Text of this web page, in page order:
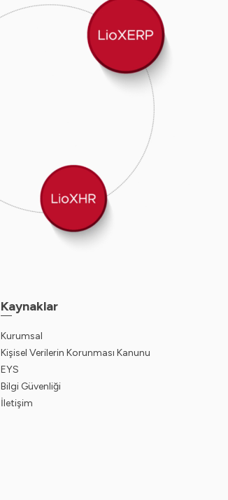
Kaynaklar
Kurumsal
Kişisel Verilerin Korunması Kanunu
EYS
Bilgi Güvenliği
İletişim